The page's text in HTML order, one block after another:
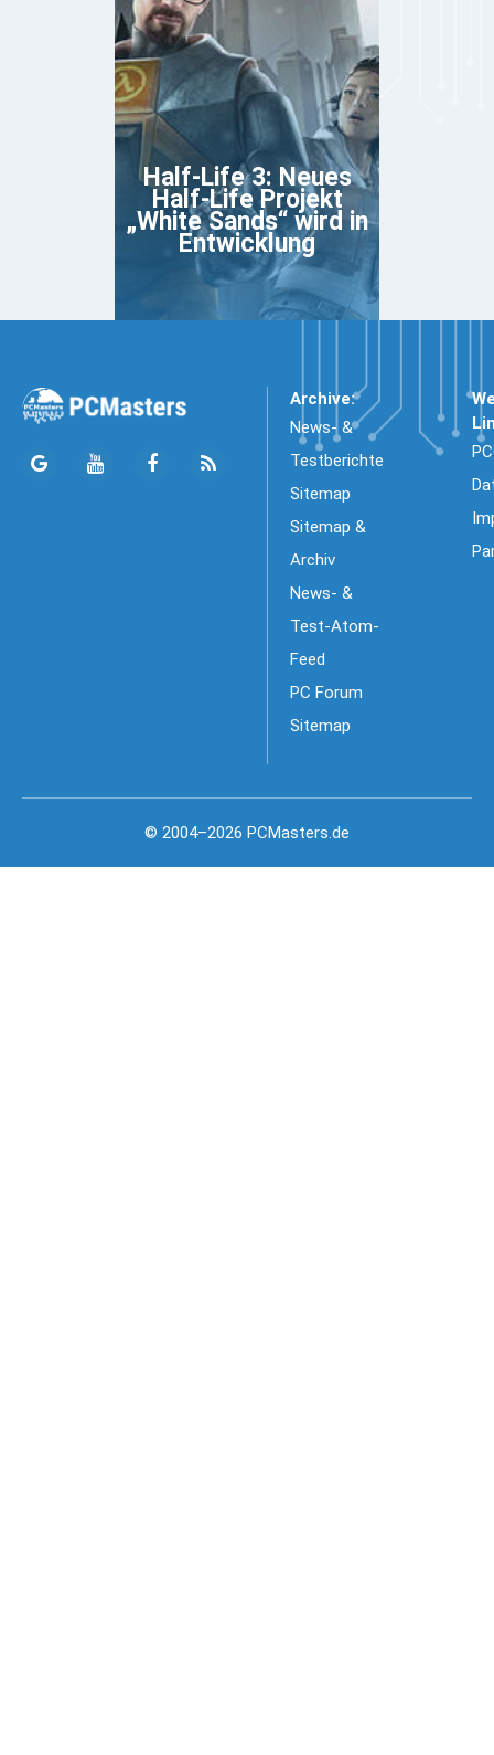
Half-Life 3: Neues
Half-Life Projekt
„White Sands“ wird in
Entwicklung
Archive:
News- &
Testberichte
Sitemap
Sitemap &
Archiv
News- &
Test-Atom-
Feed
PC Forum
Sitemap
© 2004–2026 PCMasters.de